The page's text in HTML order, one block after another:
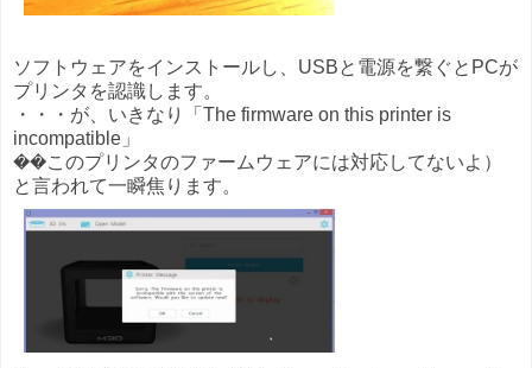
ソフトウェアをインストールし、USBと電源を繋ぐとPCが
プリンタを認識します。
・・・が、いきなり「The firmware on this printer is
incompatible」
��このプリンタのファームウェアには対応してないよ）
と言われて一瞬焦ります。